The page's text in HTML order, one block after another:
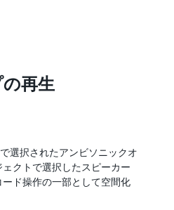
再生
選択されたアンビソニックオ
クトで選択したスピーカー
ド操作の一部として空間化